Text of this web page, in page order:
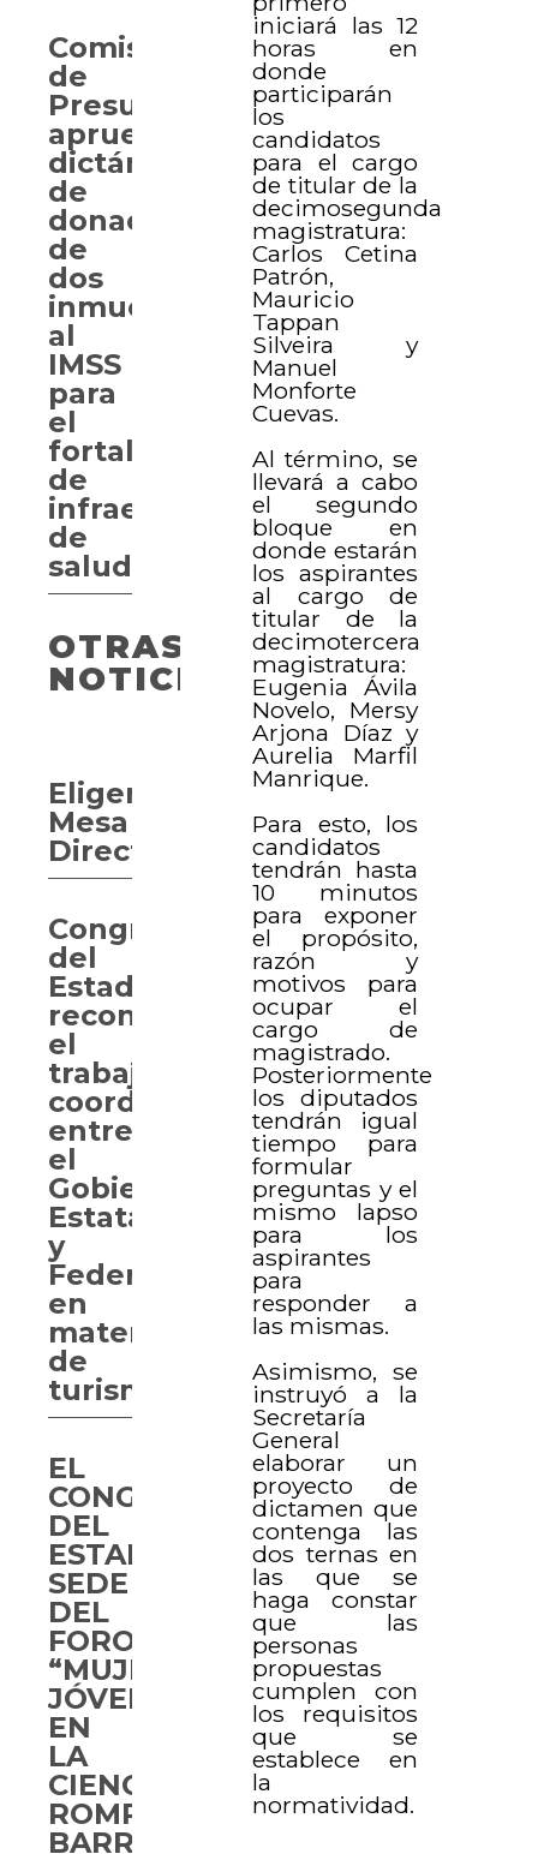
iniciará las 12
horas en
donde
participarán
los
candidatos
para el cargo
de titular de la
decimosegunda
magistratura:
Carlos Cetina
Patrón,
Mauricio
Tappan
Silveira y
Manuel
Monforte
Cuevas.
Al término, se
llevará a cabo
el segundo
bloque en
donde estarán
los aspirantes
al cargo de
titular de la
decimotercera
magistratura:
Eugenia Ávila
Novelo, Mersy
Arjona Díaz y
Aurelia Marfil
Manrique.
Para esto, los
candidatos
tendrán hasta
10 minutos
para exponer
el propósito,
razón y
motivos para
ocupar el
cargo de
magistrado.
Posteriormente
los diputados
tendrán igual
tiempo para
formular
preguntas y el
mismo lapso
para los
aspirantes
para
responder a
las mismas.
Asimismo, se
instruyó a la
Secretaría
General
elaborar un
proyecto de
dictamen que
contenga las
dos ternas en
las que se
haga constar
que las
personas
propuestas
cumplen con
los requisitos
que se
establece en
la
normatividad.
Comisión
de
Presupuesto
aprueba
dictámenes
de
donación
de
dos
inmuebles
al
IMSS
para
el
fortalecimiento
de
infraestructura
de
salud
OTRAS
NOTICIAS
Eligen
Mesa
Directiva
Congreso
del
Estado
reconoce
el
trabajo
coordinado
entre
el
Gobierno
Estatal
y
Federal
en
materia
de
turismo
EL
CONGRESO
DEL
ESTADO,
SEDE
DEL
FORO
“MUJERES
JÓVENES
EN
LA
CIENCIA:
ROMPIENDO
BARRERAS